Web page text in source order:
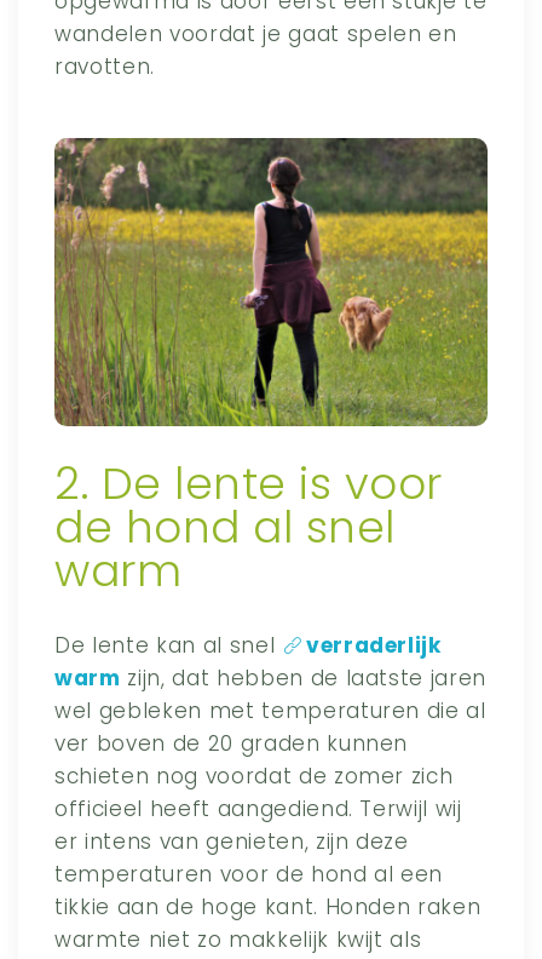
wandelen voordat je gaat spelen en
ravotten.
2. De lente is voor
de hond al snel
warm
De lente kan al snel
verraderlijk
warm zijn, dat hebben de laatste jaren
wel gebleken met temperaturen die al
ver boven de 20 graden kunnen
schieten nog voordat de zomer zich
officieel heeft aangediend. Terwijl wij
er intens van genieten, zijn deze
temperaturen voor de hond al een
tikkie aan de hoge kant. Honden raken
warmte niet zo makkelijk kwijt als